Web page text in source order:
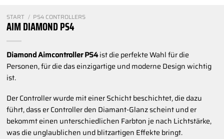
START / PS4 CONTROLLERS
AIM DIAMOND PS4
Diamond Aimcontroller PS4ist die perfekte Wahl für die
Personen, für die das einzigartige und moderne Design wichtig
ist.
Der Controller wurde mit einer Schicht beschichtet, die dazu
führt, dass er Controller den Diamant-Glanz scheint und er
bekommt einen unterschiedlichen Farbton je nach Lichtstärke,
was die unglaublichen und blitzartigen Effekte bringt.